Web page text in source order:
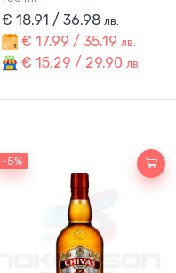
€ 18.91 / 36.98 лв.
€ 17.99 / 35.19 лв.
€ 15.29 / 29.90 лв.
-5%